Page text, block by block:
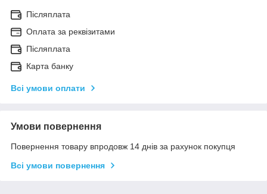
Післяплата
Оплата за реквізитами
Післяплата
Карта банку
Всі умови оплати
Умови повернення
Повернення товару впродовж 14 днів за рахунок покупця
Всі умови повернення